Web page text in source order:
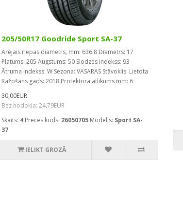
205/50R17 Goodride Sport SA-37
Ārējais riepas diametrs, mm: 636.8 Diametrs: 17
Platums: 205 Augstums: 50 Slodzes indekss: 93
Ātruma indekss: W Sezona: VASARAS Stāvoklis: Lietota
Ražošans gads: 2018 Protektora atlikums mm: 6
30,00EUR
Bez nodokļa: 24,79EUR
Skaits: 4 Preces kods: 26050705 Modelis: Sport SA-
37
IELIKT GROZĀ